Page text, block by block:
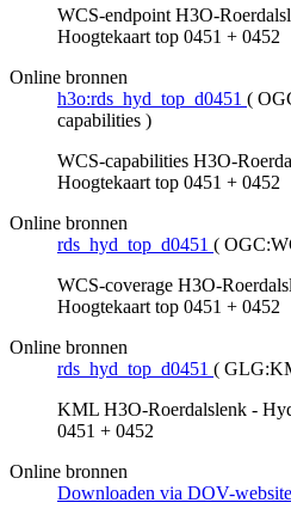
WCS-endpoint H3O-
Hoogtekaart top 0451 + 0452
Online bronnen
h3o:rds_hyd_top_d0451 (
capabilities )
WCS-capabilities H3O-
Hoogtekaart top 0451 + 0452
Online bronnen
rds_hyd_top_d0451 (
WCS-coverage H3O-
Hoogtekaart top 0451 + 0452
Online bronnen
rds_hyd_top_d0451 (
KML H3O-Roerdalslenk -
0451 + 0452
Online bronnen
Downloaden via DOV-website